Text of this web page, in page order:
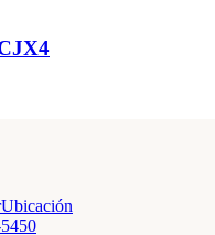
Ubicación